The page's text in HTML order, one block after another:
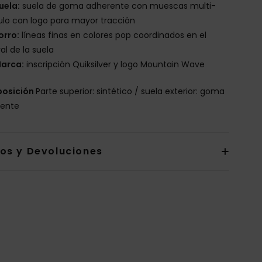
suela de goma adherente con muescas multi-
con logo para mayor tracción
líneas finas en colores pop coordinados en el
de la suela
inscripción Quiksilver y logo Mountain Wave
Parte superior: sintético / suela exterior: goma
y Devoluciones